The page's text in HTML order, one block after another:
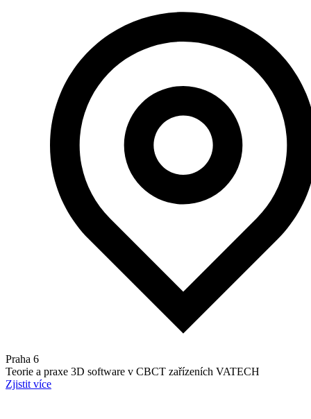
Praha 6
Teorie a praxe 3D software v CBCT zařízeních VATECH
Zjistit více